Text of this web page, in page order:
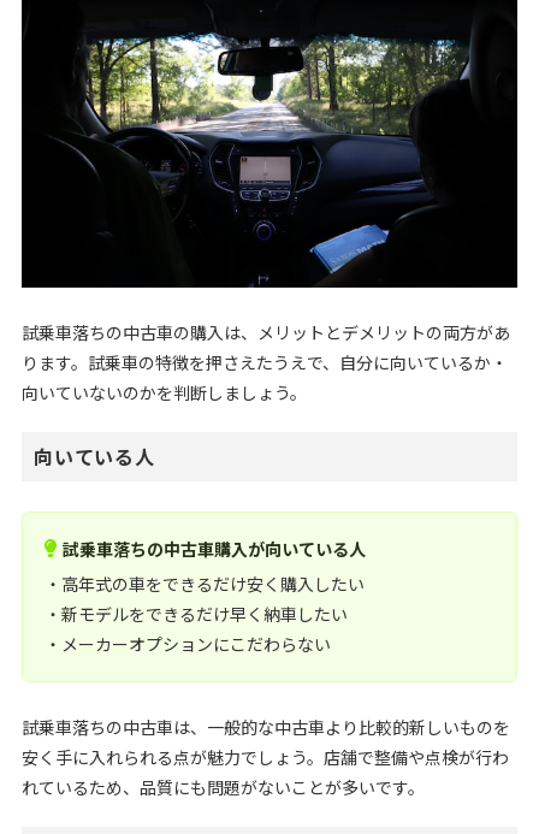
試乗車落ちの中古車の購入は、メリットとデメリットの両方があ
ります。試乗車の特徴を押さえたうえで、自分に向いているか・
向いていないのかを判断しましょう。
向いている人
試乗車落ちの中古車購入が向いている人
・高年式の車をできるだけ安く購入したい
・新モデルをできるだけ早く納車したい
・メーカーオプションにこだわらない
試乗車落ちの中古車は、一般的な中古車より比較的新しいものを
安く手に入れられる点が魅力でしょう。店舗で整備や点検が行わ
れているため、品質にも問題がないことが多いです。